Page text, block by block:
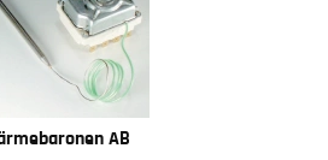
AB